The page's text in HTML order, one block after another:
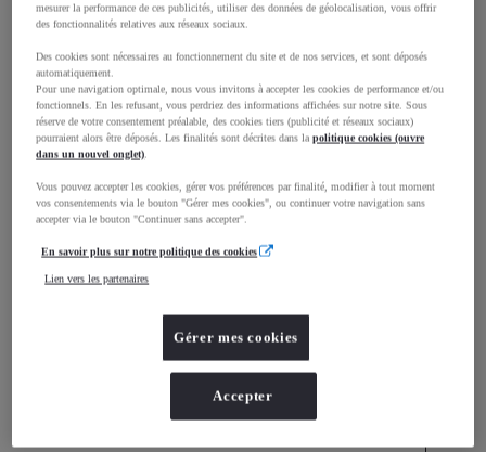
Largeur
1 740mm
Consommation mixte
Émissions CO2
111g/km
Performances
Accélération 0-100km/h
14,9
Boîte manuelle
mesurer la performance de ces publicités, utiliser des données de géolocalisation, vous offrir
des fonctionnalités relatives aux réseaux sociaux.
Des cookies sont nécessaires au fonctionnement du site et de nos services, et sont déposés
automatiquement.
Pour une navigation optimale, nous vous invitons à accepter les cookies de performance et/ou
fonctionnels. En les refusant, vous perdriez des informations affichées sur notre site. Sous
réserve de votre consentement préalable, des cookies tiers (publicité et réseaux sociaux)
pourraient alors être déposés. Les finalités sont décrites dans lapolitique cookies (ouvre
dans un nouvel onglet).
Vous pouvez accepter les cookies, gérer vos préférences par finalité, modifier à tout moment
vos consentements via le bouton "Gérer mes cookies", ou continuer votre navigation sans
accepter via le bouton "Continuer sans accepter".
En savoir plus sur notre politique des cookies
Lien vers les partenaires
Gérer mes cookies
Accepter